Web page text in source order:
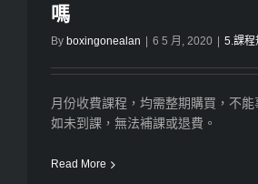
嗎
By boxingonealan 6 5 月, 2020 5.課程
月份收費課程，均需整期購買，不能
如未到課，無法補課或退費。
Read More